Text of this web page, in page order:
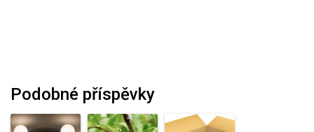
Podobné příspěvky